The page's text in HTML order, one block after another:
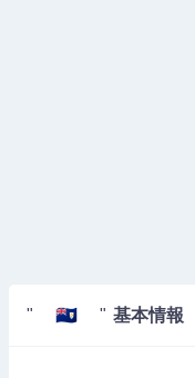
" 🇦🇮 " 基本情報